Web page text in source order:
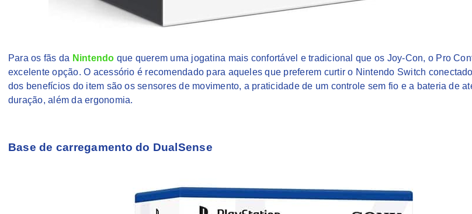
Para os fãs da Nintendo que querem uma jogatina mais confortável e tradicional que os Joy-Con, o Pro
excelente opção. O acessório é recomendado para aqueles que preferem curtir o Nintendo Switch
dos benefícios do item são os sensores de movimento, a praticidade de um controle sem fio e a bateria de
duração, além da ergonomia.
Base de carregamento do DualSense